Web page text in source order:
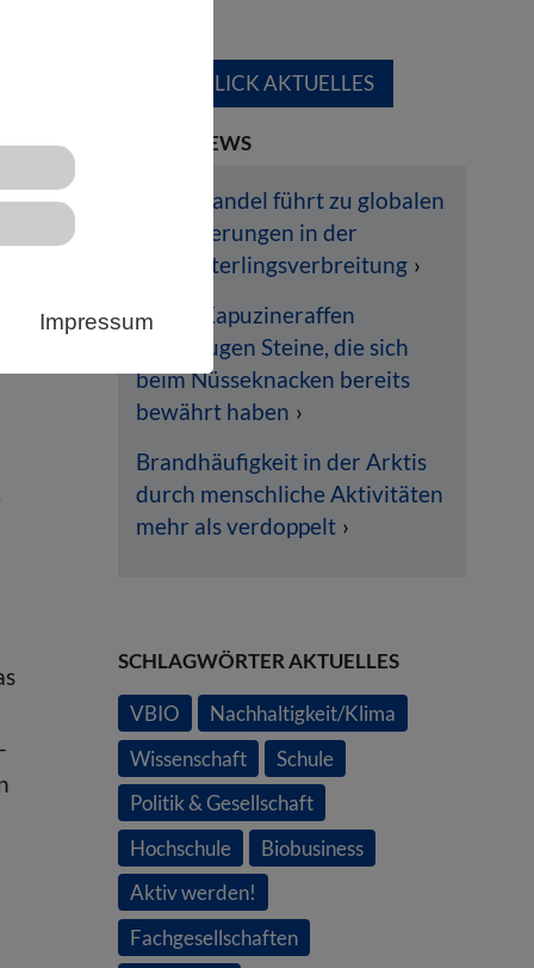
Impressum
ÜBERBLICK AKTUELLES
LETZTE NEWS
Klimawandel führt zu globalen
Veränderungen in der
Schmetterlingsverbreitung
Wilde Kapuzineraffen
bevorzugen Steine, die sich
beim Nüsseknacken bereits
bewährt haben
Brandhäufigkeit in der Arktis
durch menschliche Aktivitäten
mehr als verdoppelt
SCHLAGWÖRTER AKTUELLES
VBIO
Nachhaltigkeit/Klima
Wissenschaft
Schule
Politik & Gesellschaft
Hochschule
Biobusiness
Aktiv werden!
Fachgesellschaften